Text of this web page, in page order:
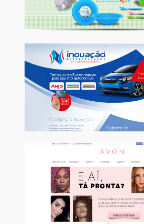
INOVAÇÃO
Implantação de ferramenta
Conheça
AVON
Consultoria em processos SAP e